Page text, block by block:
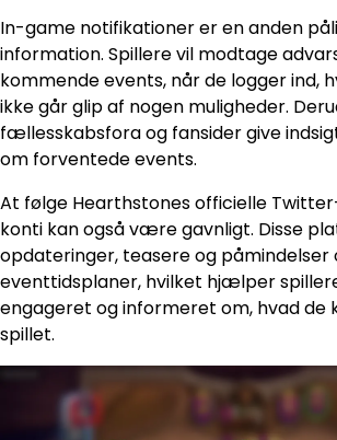
In-game notifikationer er en anden
information. Spillere vil modtage
kommende events, når de logger ind,
ikke går glip af nogen muligheder.
fællesskabsfora og fansider give
om forventede events.
At følge Hearthstones officielle
konti kan også være gavnligt. Disse
opdateringer, teasere og påmindelser
eventtidsplaner, hvilket hjælper
engageret og informeret om, hvad de
spillet.